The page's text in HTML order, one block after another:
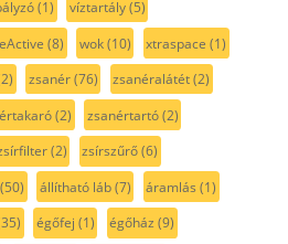
(1) víztartály(5)
(8) wok(10) xtraspace (1)
zsanér(76) zsanéralátét(2)
(2) zsanértartó(2)
(2) zsírszűrő(6)
(50) állítható láb(7) áramlás (1)
égőfej (1) égőház (9)